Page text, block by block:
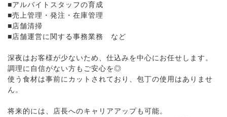
■アルバイトスタッフの育成
■売上管理・発注・在庫管理
■店舗清掃
■店舗運営に関する事務業務 など
深夜はお客様が少ないため、仕込みを中心にお任せします。
調理に自信がない方もご安心を◎
使う食材は事前にカットされており、包丁の使用はありませ
ん。
将来的には、店長へのキャリアアップも可能。